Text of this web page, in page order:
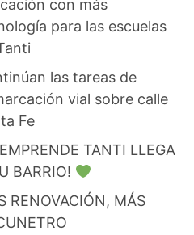
con más
para las escuelas
las tareas de
vial sobre calle
Fe
TANTI LLEGA
BARRIO!
RENOVACIÓN, MÁS